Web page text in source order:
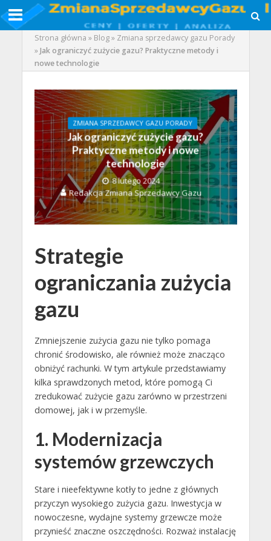
Strona główna » Blog» Zmiana sprzedawcy gazu Porady
»Jak ograniczyć zużycie gazu? Praktyczne metody i
nowe technologie
ZMIANA SPRZEDAWCY GAZU PORADY
Jak ograniczyć zużycie gazu?
Praktyczne metody i nowe
technologie
8 lutego 2024
Redakcja Zmiana Sprzedawcy Gazu
Strategie
ograniczania zużycia
gazu
Zmniejszenie zużycia gazu nie tylko pomaga
chronić środowisko, ale również może znacząco
obniżyć rachunki. W tym artykule przedstawiamy
kilka sprawdzonych metod, które pomogą Ci
zredukować zużycie gazu zarówno w przestrzeni
domowej, jak i w przemyśle.
1. Modernizacja
systemów grzewczych
Stare i nieefektywne kotły to jedne z głównych
przyczyn wysokiego zużycia gazu. Inwestycja w
nowoczesne, wydajne systemy grzewcze może
przynieść znaczne oszczędności. Rozważ instalację